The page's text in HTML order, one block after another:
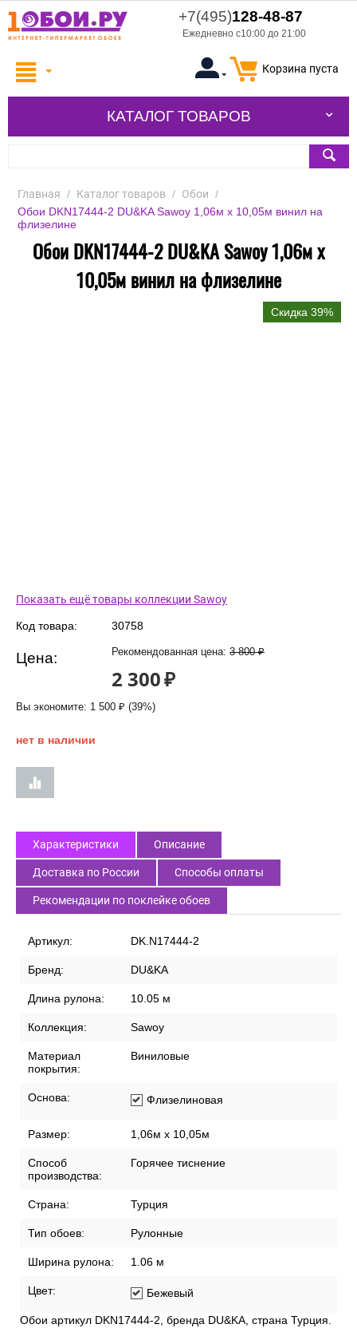
+7(495)128-48-87
Ежедневно с10:00 до 21:00
Корзина пуста
КАТАЛОГ ТОВАРОВ
Главная / Каталог товаров / Обои /
Обои DKN17444-2 DU&KA Sawoy 1,06м х 10,05м винил на
флизелине
Обои DKN17444-2 DU&KA Sawoy 1,06м х
10,05м винил на флизелине
Скидка 39%
Показать ещё товары коллекции Sawoy
Код товара: 30758
Рекомендованная цена: 3 800 ₽
Цена:
2 300₽
Вы экономите: 1 500 ₽ (39%)
нет в наличии
Характеристики Описание
Доставка по России Способы оплаты
Рекомендации по поклейке обоев
Артикул: DK.N17444-2
Бренд: DU&KA
Длина рулона: 10.05 м
Коллекция: Sawoy
Материал
покрытия:
Виниловые
Основа: Флизелиновая
Размер: 1,06м х 10,05м
Способ
производства:
Горячее тиснение
Страна: Турция
Тип обоев: Рулонные
Ширина рулона: 1.06 м
Цвет: Бежевый
Обои артикул DKN17444-2, бренда DU&KA, страна Турция.